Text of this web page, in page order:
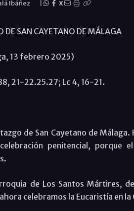
Ibáñez X
DE SAN CAYETANO DE MÁLAGA
13 febrero 2025)
21-22.25.27; Lc 4, 16-21.
de San Cayetano de Málaga.
penitencial, porque
de Los Santos Mártires,
celebramos la Eucaristía en la